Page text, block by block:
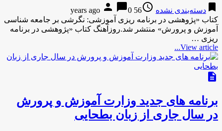
bookmark دسته‌بندی نشده access_time
56 years ago
person chat_bubble0
کتاب «پژوهشی در برنامه ریزی آموزشی: نگرشی بر جامعه شناسی
آموزش و پرورش» منتشر شد.روزآهنگ کتاب «پژوهشی در برنامه
ریزی …
View article...
description
برنامه های جدید وزارت آموزش و پرورش
در سال جاری از زبان بطحایی